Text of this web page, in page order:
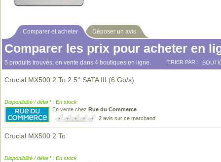
Comparer et acheter Déposer un avis
Comparer les prix pour acheter en
5 produits trouvés, en vente dans 4 boutiques en ligne. TRIER PAR :
Crucial MX500 2 To 2.5'' SATA III (6 Gb/s)
Disponibilité / délai * : En stock
En vente chez Rue du Commerce
2 avis sur ce marchand
Crucial MX500 2 To
Disponibilité / délai * : En stock